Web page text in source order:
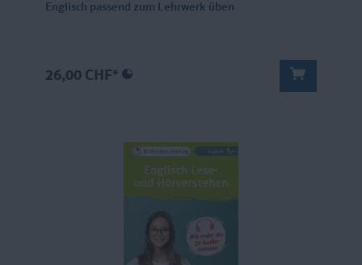
Englisch passend zum Lehrwerk üben
26,00 CHF*